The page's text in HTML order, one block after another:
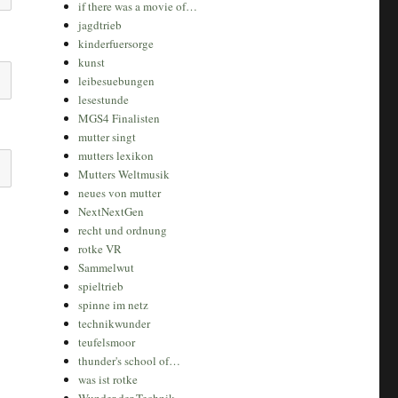
if there was a movie of…
jagdtrieb
kinderfuersorge
kunst
leibesuebungen
lesestunde
MGS4 Finalisten
mutter singt
mutters lexikon
Mutters Weltmusik
neues von mutter
NextNextGen
recht und ordnung
rotke VR
Sammelwut
spieltrieb
spinne im netz
technikwunder
teufelsmoor
thunder's school of…
was ist rotke